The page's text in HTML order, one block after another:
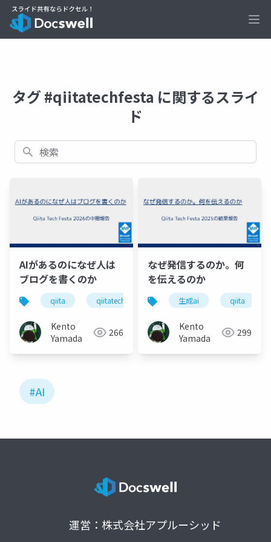
タグ #qiitatechfesta に関するスライ
ド
検索
AIがあるのになぜ人は
ブログを書くのか
qiita qiitatechfesta azure 生成ai
Kento
Yamada
266
なぜ発信するのか。何
を伝えるのか
生成ai qiita
Kento
Yamada
299
#AI
運営：株式会社アプルーシッド